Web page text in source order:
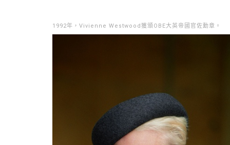
1992年，Vivienne Westwood獲頒OBE大英帝國官佐勳章。